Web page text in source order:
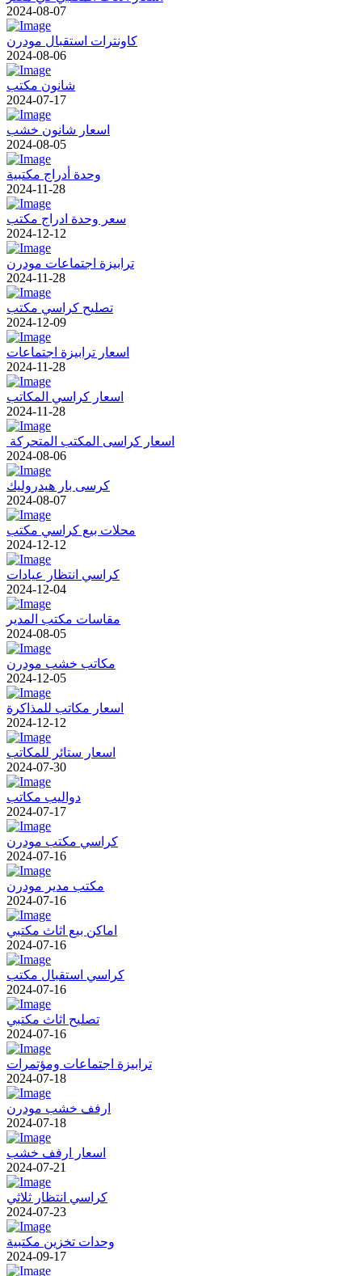
2024-08-07
كاونترات استقبال مودرن
2024-08-06
شانون مكتب
2024-07-17
اسعار شانون خشب
2024-08-05
وحدة أدراج مكتبية
2024-11-28
سعر وحدة ادراج مكتب
2024-12-12
ترابيزة اجتماعات مودرن
2024-11-28
تصليح كراسي مكتب
2024-12-09
اسعار ترابيزة اجتماعات
2024-11-28
اسعار كراسي المكاتب
2024-11-28
اسعار كراسى المكتب المتحركة
2024-08-06
كرسى بار هيدروليك
2024-08-07
محلات بيع كراسي مكتب
2024-12-12
كراسي انتظار عيادات
2024-12-04
مقاسات مكتب المدير
2024-08-05
مكاتب خشب مودرن
2024-12-05
اسعار مكاتب للمذاكرة
2024-12-12
اسعار ستائر للمكاتب
2024-07-30
دواليب مكاتب
2024-07-17
كراسي مكتب مودرن
2024-07-16
مكتب مدير مودرن
2024-07-16
اماكن بيع اثاث مكتبي
2024-07-16
كراسي استقبال مكتب
2024-07-16
تصليح اثاث مكتبي
2024-07-16
ترابيزة اجتماعات ومؤتمرات
2024-07-18
ارفف خشب مودرن
2024-07-18
اسعار ارفف خشب
2024-07-21
كراسي انتظار ثلاثي
2024-07-23
وحدات تخزين مكتبية
2024-09-17